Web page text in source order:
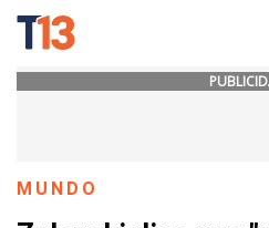
MUNDO